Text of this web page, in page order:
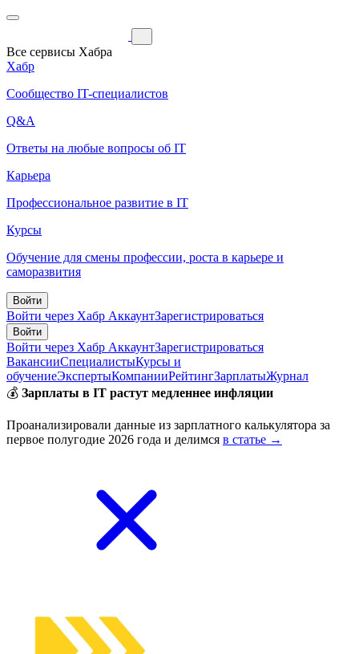
Все сервисы Хабра
Хабр
Сообщество IT-специалистов
Q&A
Ответы на любые вопросы об IT
Карьера
Профессиональное развитие в IT
Курсы
Обучение для смены профессии, роста в карьере и
саморазвития
Войти
Войти через Хабр АккаунтЗарегистрироваться
Войти
Войти через Хабр АккаунтЗарегистрироваться
ВакансииСпециалистыКурсы и
обучениеЭкспертыКомпанииРейтингЗарплатыЖурнал
💰 Зарплаты в IT растут медленнее инфляции
Проанализировали данные из зарплатного калькулятора за
первое полугодие 2026 года и делимся в статье →